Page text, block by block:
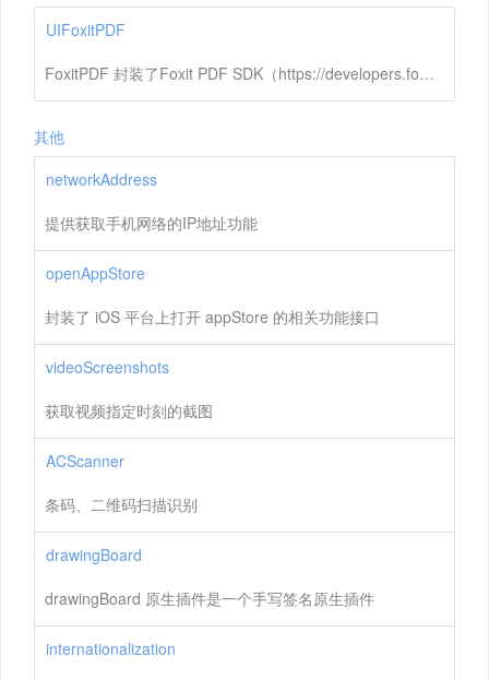
UIFoxitPDF
FoxitPDF 封装了Foxit PDF SDK（https://developers.foxitsoftware.cn/pdf-sdk/），应用开发人员可以利用 Foxit 强大、标准化的 PDF 技术安全地显示预览PDF文件，支持高亮、搜索、显示大纲等功能
其他
networkAddress
提供获取手机网络的IP地址功能
openAppStore
封装了 iOS 平台上打开 appStore 的相关功能接口
videoScreenshots
获取视频指定时刻的截图
ACScanner
条码、二维码扫描识别
drawingBoard
drawingBoard 原生插件是一个手写签名原生插件
internationalization